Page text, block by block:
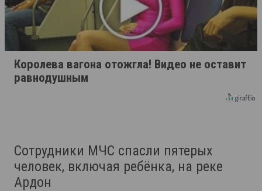
Королева вагона отожгла! Видео не оставит
равнодушным
Сотрудники МЧС спасли пятерых
человек, включая ребёнка, на реке
Ардон